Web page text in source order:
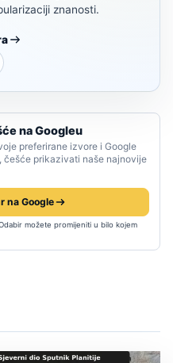
znanosti.
na Googleu
preferirane izvore i Google
češće prikazivati naše najnovije
na Google
možete promijeniti u bilo kojem